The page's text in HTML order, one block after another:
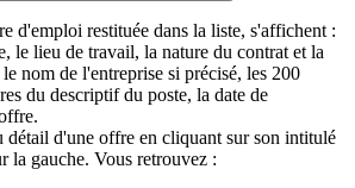
d'emploi restituée dans la liste, s'affichent :
le lieu de travail, la nature du contrat et la
nom de l'entreprise si précisé, les 200
du descriptif du poste, la date de
détail d'une offre en cliquant sur son intitulé
la gauche. Vous retrouvez :